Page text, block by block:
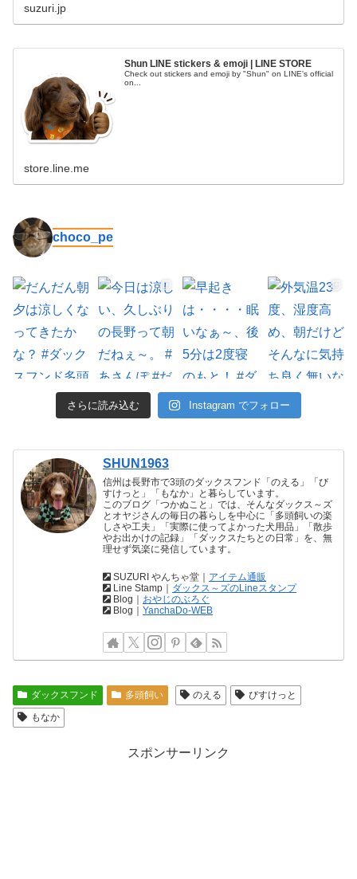
suzuri.jp
Shun LINE stickers & emoji | LINE STORE
Check out stickers and emoji by "Shun" on LINE's official
on...
store.line.me
choco_pe
さらに読み込む Instagram でフォロー
SHUN1963
信州は長野市で3頭のダックスフンド「のえる」「び
すけっと」「もなか」と暮らしています。
このブログ「つかぬこと」では、そんなダックス～ズ
とオヤジさんの毎日の暮らしを中心に「多頭飼いの楽
しさや工夫」「実際に使ってよかった犬用品」「散歩
やお出かけの記録」「ダックスたちとの日常」を、無
理せず気楽に発信しています。
SUZURI やんちゃ堂｜ アイテム通販
Line Stamp｜ ダックス～ズのLineスタンプ
Blog｜ おやじのぶろぐ
Blog｜YanchaDo-WEB
ダックスフンド 多頭飼い のえる
びすけっと
もなか
スポンサーリンク